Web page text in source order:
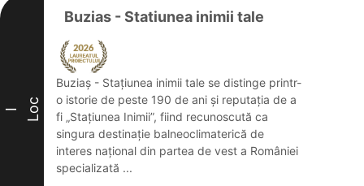
I Loc
Buzias - Statiunea inimii tale
Buziaș - Stațiunea inimii tale se distinge printr-
o istorie de peste 190 de ani și reputația de a
fi „Stațiunea Inimii”, fiind recunoscută ca
singura destinație balneoclimaterică de
interes național din partea de vest a României
specializată ...